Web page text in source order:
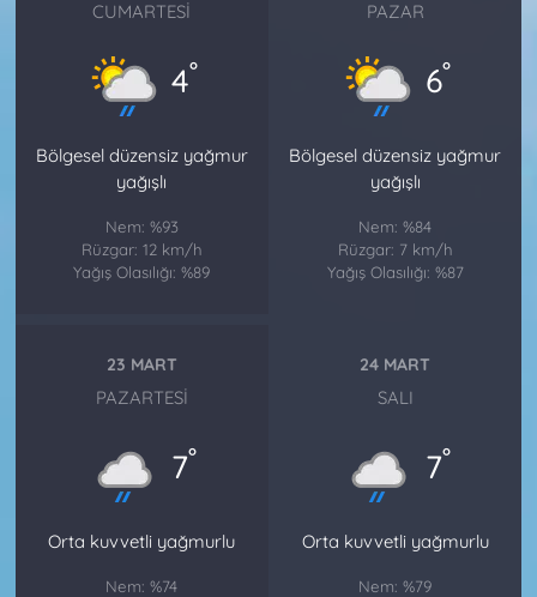
CUMARTESI
4°
Bölgesel düzensiz yağmur
yağışlı
Nem: %93
Rüzgar: 12 km/h
Yağış Olasılığı: %89
PAZAR
6°
Bölgesel düzensiz yağmur
yağışlı
Nem: %84
Rüzgar: 7 km/h
Yağış Olasılığı: %87
23 MART
PAZARTESI
7°
Orta kuvvetli yağmurlu
Nem: %74
24 MART
SALI
7°
Orta kuvvetli yağmurlu
Nem: %79